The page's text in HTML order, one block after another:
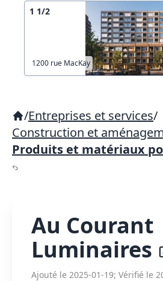
1 1/2
1200 rue MacKay
/Entreprises et services/
Construction et
Produits et matériaux
Au Courant
Luminaires
Ajouté le 2025-01-19; Vérifié le